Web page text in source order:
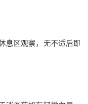
息区观察，无不适后即